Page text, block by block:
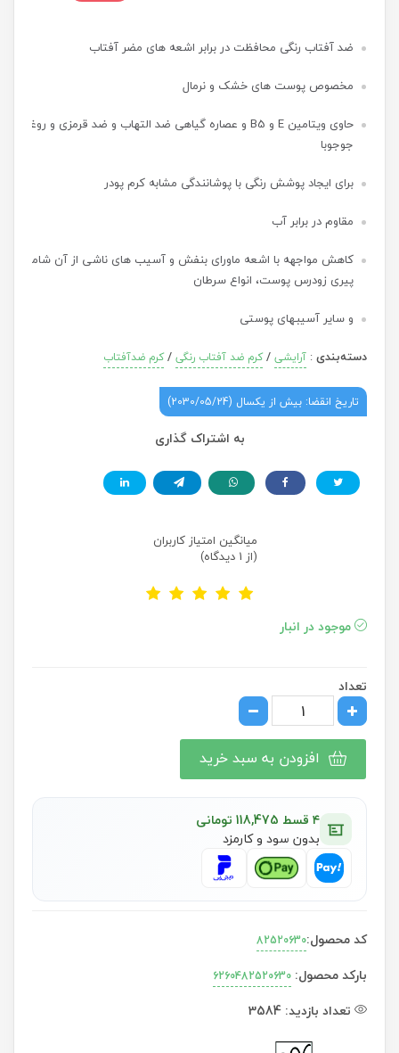
ضد آفتاب رنگی محافظت در برابر اشعه های مضر آفتاب
مخصوص پوست های خشک و نرمال
حاوی ویتامین E و B5 و عصاره گیاهی ضد التهاب و ضد قرمزی و روغن
جوجوبا
برای ایجاد پوشش رنگی با پوشانندگی مشابه کرم پودر
مقاوم در برابر آب
کاهش مواجهه با اشعه ماورای بنفش و آسیب های ناشی از آن شامل
پیری زودرس پوست، انواع سرطان
و سایر آسیبهای پوستی
دسته‌بندی: آرایشی/کرم ضد آفتاب رنگی/کرم ضدآفتاب
تاریخ انقضا: بیش از یکسال (2030/05/24)
به اشتراک گذاری
میانگین امتیاز کاربران
(از 1 دیدگاه)
موجود در انبار
تعداد
افزودن به سبد خرید
۴ قسط 118,475 تومانی
بدون سود و کارمزد
کد محصول:82520630
بارکد محصول: 6260482520630
تعداد بازدید: 3584